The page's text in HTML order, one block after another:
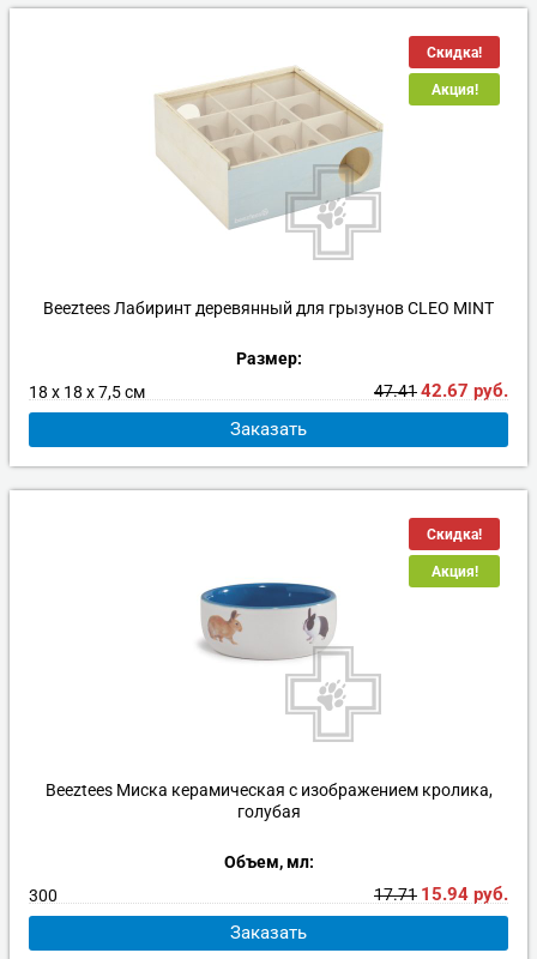
Скидка!
Акция!
Beeztees Лабиринт деревянный для грызунов CLEO MINT
Размер:
18 x 18 x 7,5 см
47.4142.67 руб.
Заказать
Скидка!
Акция!
Beeztees Миска керамическая с изображением кролика,
голубая
Объем, мл:
300
17.71 15.94 руб.
Заказать